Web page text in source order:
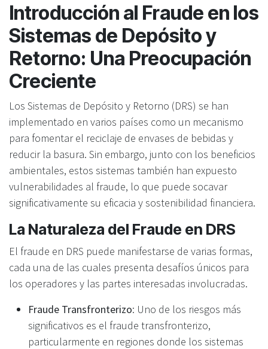
Introducción al Fraude en los
Sistemas de Depósito y
Retorno: Una Preocupación
Creciente
Los Sistemas de Depósito y Retorno (DRS) se han
implementado en varios países como un mecanismo
para fomentar el reciclaje de envases de bebidas y
reducir la basura. Sin embargo, junto con los beneficios
ambientales, estos sistemas también han expuesto
vulnerabilidades al fraude, lo que puede socavar
significativamente su eficacia y sostenibilidad financiera.
La Naturaleza del Fraude en DRS
El fraude en DRS puede manifestarse de varias formas,
cada una de las cuales presenta desafíos únicos para
los operadores y las partes interesadas involucradas.
Fraude Transfronterizo: Uno de los riesgos más
significativos es el fraude transfronterizo,
particularmente en regiones donde los sistemas